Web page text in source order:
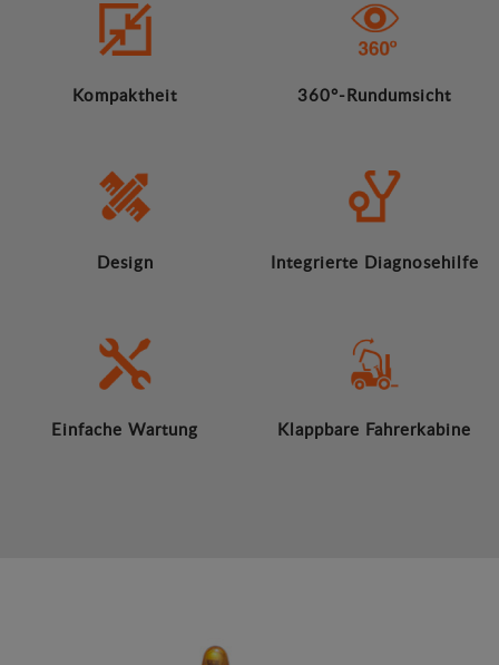
Kompaktheit 360°-Rundumsicht
Design Integrierte Diagnosehilfe
Einfache Wartung Klappbare Fahrerkabine